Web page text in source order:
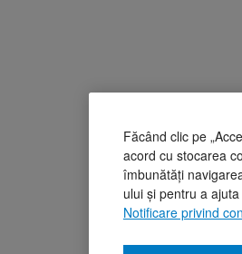
Făcând clic pe
acord cu stocarea
îmbunătăți
ului și pentru a
Notificare privind